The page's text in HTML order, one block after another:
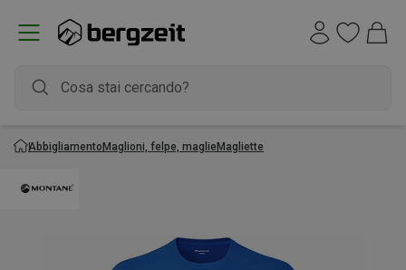
AbbigliamentoMaglioni, felpe, maglieMagliette